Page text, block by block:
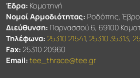
Έδρα: Κομοτηνή
Νομοί Αρμοδιότητας: Ροδόπης,
Διεύθυνση: Παρνασσού 6, 69100
Τηλέφωνα:25310 21541,25310 35313,
Fax:25310 20960
Email:tee_thrace@tee.gr